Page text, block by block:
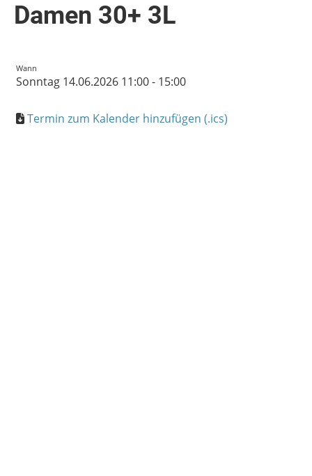
Damen 30+ 3L
Wann
Sonntag 14.06.2026 11:00 - 15:00
Termin zum Kalender hinzufügen (.ics)